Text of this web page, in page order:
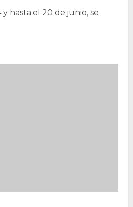
y hasta el 20 de junio, se